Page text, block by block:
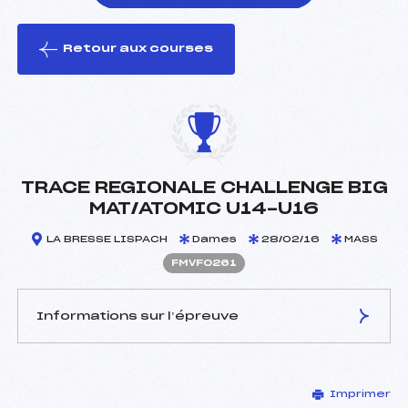
le ski
Retour aux courses
TRACE REGIONALE CHALLENGE BIG
MAT/ATOMIC U14-U16
LA BRESSE LISPACH Dames 28/02/16 MASS
FMVF0261
Informations sur l’épreuve
PHILIPPE ALAIN (MV)
Imprimer